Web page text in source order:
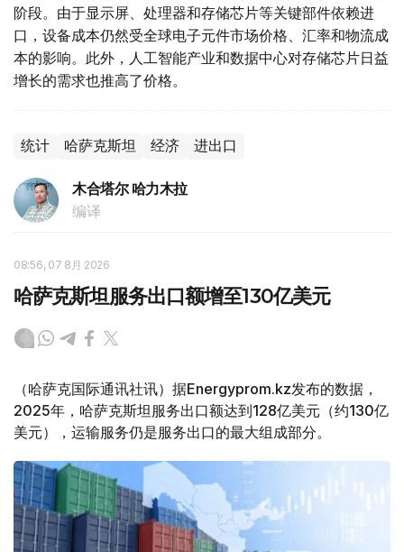
阶段。由于显示屏、处理器和存储芯片等关键部件依赖进
口，设备成本仍然受全球电子元件市场价格、汇率和物流成
本的影响。此外，人工智能产业和数据中心对存储芯片日益
增长的需求也推高了价格。
统计 哈萨克斯坦 经济 进出口
木合塔尔 哈力木拉
编译
08:56, 07 8月 2026
哈萨克斯坦服务出口额增至130亿美元
（哈萨克国际通讯社讯）据Energyprom.kz发布的数据，
2025年，哈萨克斯坦服务出口额达到128亿美元（约130亿
美元），运输服务仍是服务出口的最大组成部分。